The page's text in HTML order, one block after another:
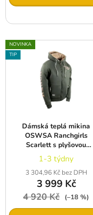
NOVINKA
TIP
Dámská teplá mikina
OSWSA Ranchgirls
Scarlett s plyšovou
podšívkou, khaki
1-3 týdny
3 304,96 Kč bez DPH
3 999 Kč
4 920 Kč (–18 %)